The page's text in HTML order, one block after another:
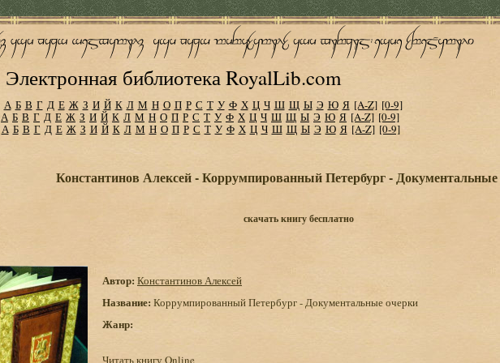
Электронная библиотека RoyalLib.com
А Б В Г Д Е Ж З И Й К Л М Н О П Р С Т У Ф Х Ц Ч Ш Щ Ы Э Ю Я [A-Z] [0-9]
А Б В Г Д Е Ж З И Й К Л М Н О П Р С Т У Ф Х Ц Ч Ш Щ Ы Э Ю Я [A-Z] [0-9]
А Б В Г Д Е Ж З И Й К Л М Н О П Р С Т У Ф Х Ц Ч Ш Щ Ы Э Ю Я [A-Z] [0-9]
Константинов Алексей - Коррумпированный Петербург -
скачать книгу бесплатно
Автор: Константинов Алексей
Название: Коррумпированный Петербург - Документальные очерки
Жанр:
Читать книгу Online